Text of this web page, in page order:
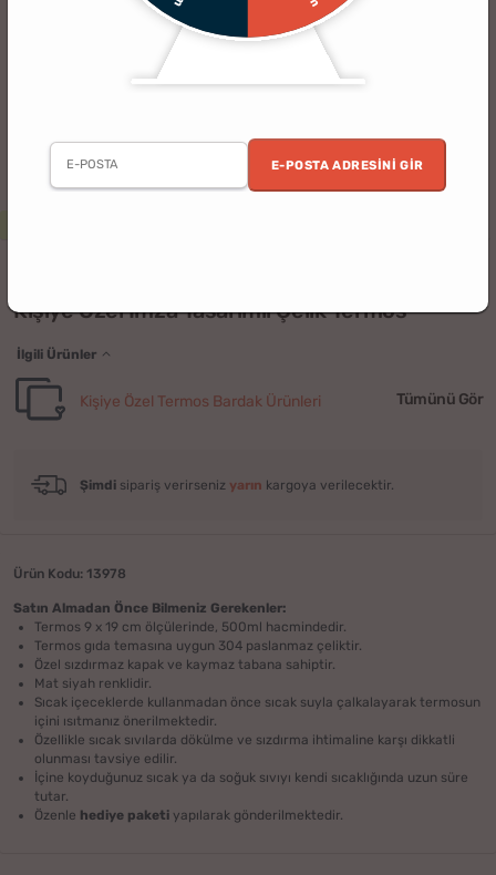
E-POSTA ADRESINI GIR
Kişiye Özel İmza Tasarımlı Çelik Termos
İlgili Ürünler
Kişiye Özel Termos Bardak Ürünleri Tümünü Gör
Şimdi sipariş verirseniz yarın kargoya verilecektir.
Ürün Kodu: 13978
Satın Almadan Önce Bilmeniz Gerekenler:
Termos 9 x 19 cm ölçülerinde, 500ml hacmindedir.
Termos gıda temasına uygun 304 paslanmaz çeliktir.
Özel sızdırmaz kapak ve kaymaz tabana sahiptir.
Mat siyah renklidir.
Sıcak içeceklerde kullanmadan önce sıcak suyla çalkalayarak termosun
içini ısıtmanız önerilmektedir.
Özellikle sıcak sıvılarda dökülme ve sızdırma ihtimaline karşı dikkatli
olunması tavsiye edilir.
İçine koyduğunuz sıcak ya da soğuk sıvıyı kendi sıcaklığında uzun süre
tutar.
Özenle hediye paketi yapılarak gönderilmektedir.